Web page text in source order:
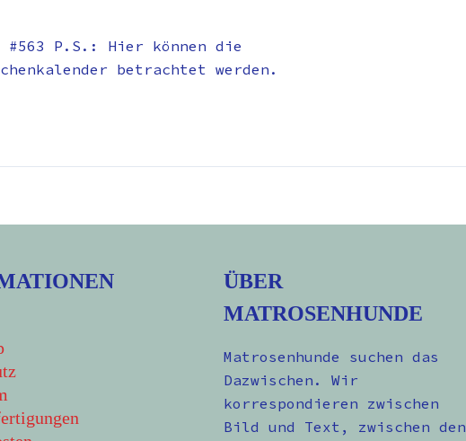
#563 P.S.: Hier können die
betrachtet werden.
ÜBER
MATROSENHUNDE
Matrosenhunde suchen das
Dazwischen. Wir
korrespondieren zwischen
Bild und Text, zwischen den